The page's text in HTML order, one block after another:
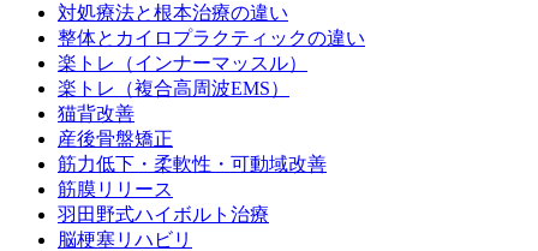
対処療法と根本治療の違い
整体とカイロプラクティックの違い
楽トレ（インナーマッスル）
楽トレ（複合高周波EMS）
猫背改善
産後骨盤矯正
筋力低下・柔軟性・可動域改善
筋膜リリース
羽田野式ハイボルト治療
脳梗塞リハビリ